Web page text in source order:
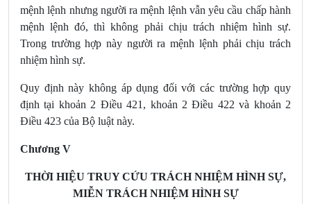
mệnh lệnh nhưng người ra mệnh lệnh vẫn yêu cầu chấp hành
mệnh lệnh đó, thì không phải chịu trách nhiệm hình sự.
Trong trường hợp này người ra mệnh lệnh phải chịu trách
nhiệm hình sự.
Quy định này không áp dụng đối với các trường hợp quy
định tại khoản 2 Điều 421, khoản 2 Điều 422 và khoản 2
Điều 423 của Bộ luật này.
Chương V
THỜI HIỆU TRUY CỨU TRÁCH NHIỆM HÌNH SỰ,
MIỄN TRÁCH NHIỆM HÌNH SỰ